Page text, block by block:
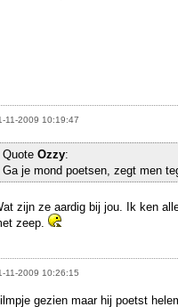
11-2009 10:19:47
Quote Ozzy:
Ga je mond poetsen, zegt men
zijn ze aardig bij jou. Ik ken
zeep.
11-2009 10:26:15
gezien maar hij poetst